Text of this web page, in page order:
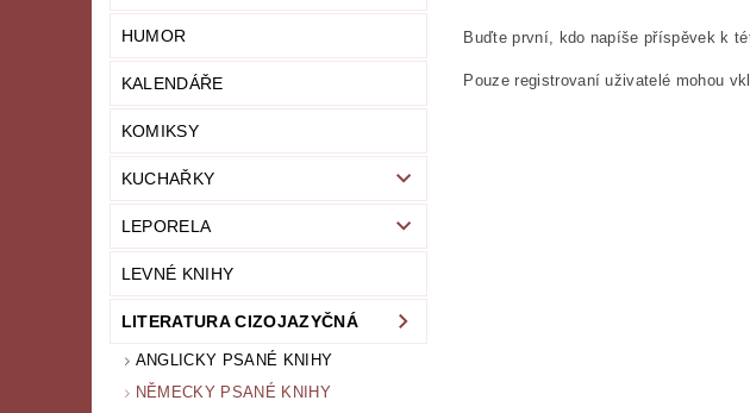
HUMOR
KALENDÁŘE
KOMIKSY
KUCHAŘKY
LEPORELA
LEVNÉ KNIHY
LITERATURA CIZOJAZYČNÁ
ANGLICKY PSANÉ KNIHY
NĚMECKY PSANÉ KNIHY
Buďte první, kdo napíše příspěvek k
Pouze registrovaní uživatelé mohou